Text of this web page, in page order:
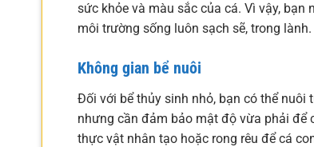
sức khỏe và màu sắc của cá. Vì vậy,
môi trường sống luôn sạch sẽ, trong lành.
Không gian bể nuôi
Đối với bể thủy sinh nhỏ, bạn có thể nuôi
nhưng cần đảm bảo mật độ vừa phải để
thực vật nhân tạo hoặc rong rêu để cá